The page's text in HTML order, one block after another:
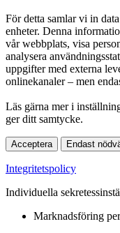
För detta samlar vi in
enheter. Denna
vår webbplats, visa
analysera
uppgifter med externa
onlinekanaler – men
Läs gärna mer i
ger ditt samtycke.
Acceptera Endast
Integritetspolicy
Individuella
Marknadsföring